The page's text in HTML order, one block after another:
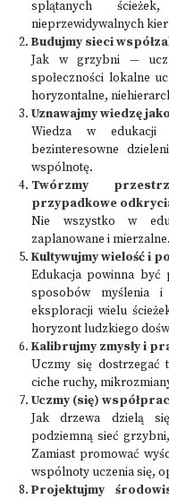
splątanych
nieprzewidywalnych
Budujmy sieci
Jak w grzybni —
społeczności lokalne
horyzontalne,
Uznawajmy wiedzę
Wiedza w
bezinteresowne
wspólnotę.
Twórzmy
przypadkowe
Nie wszystko w
zaplanowane i mierzalne.
Kultywujmy wielość i
Edukacja powinna być
sposobów myślenia i
eksploracji wielu
horyzont ludzkiego
Kalibrujmy zmysły i
Uczmy się
ciche ruchy,
Uczmy (się)
Jak drzewa dzielą
podziemną sieć
Zamiast promować
wspólnoty uczenia się,
Projektujmy